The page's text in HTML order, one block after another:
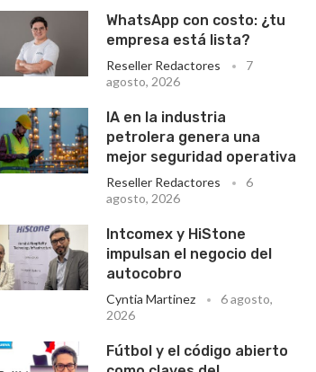
WhatsApp con costo: ¿tu
empresa está lista?
Reseller Redactores
7
agosto, 2026
IA en la industria
petrolera genera una
mejor seguridad operativa
Reseller Redactores
6
agosto, 2026
Intcomex y HiStone
impulsan el negocio del
autocobro
Cyntia Martinez
6 agosto,
2026
Fútbol y el código abierto